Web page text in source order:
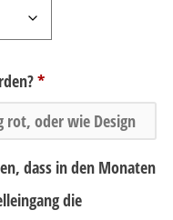
*
dass in den Monaten
die